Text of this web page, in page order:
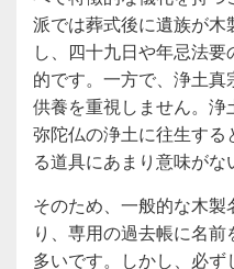
派では葬式後に遺族が
し、四十九日や年忌法
的です。一方で、浄土
供養を重視しません。
弥陀仏の浄土に往生す
る道具にあまり意味がな
そのため、一般的な木
り、専用の過去帳に名
多いです。しかし、必